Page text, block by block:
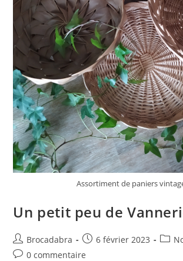
Assortiment de paniers
Un petit peu de
Auteur/autrice
de
Brocadabra
Publication
publiée :
6 février 2023
Post
Commentaires
0 commentaire